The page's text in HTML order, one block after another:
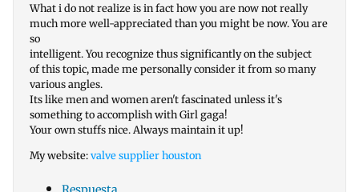
What i do not realize is in fact how you are now not really
much more well-appreciated than you might be now. You are
so
intelligent. You recognize thus significantly on the subject
of this topic, made me personally consider it from so many
various angles.
Its like men and women aren't fascinated unless it's
something to accomplish with Girl gaga!
Your own stuffs nice. Always maintain it up!
My website:valve supplier houston